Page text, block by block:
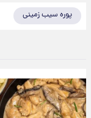
پوره سیب زمینی